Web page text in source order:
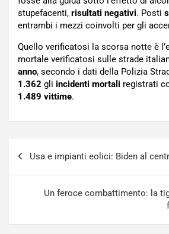
stupefacenti, risultati negativi. Posti
entrambi i mezzi coinvolti per gli
Quello verificatosi la scorsa notte è
mortale verificatosi sulle strade
anno, secondo i dati della Polizia
1.362 gli incidenti mortali registrati
1.489 vittime.
Usa e impianti eolici: Biden al
Un feroce combattimento: la